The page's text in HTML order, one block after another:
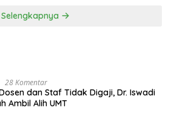
Selengkapnya
28 Komentar
dan Staf Tidak Digaji, Dr. Iswadi
Ambil Alih UMT